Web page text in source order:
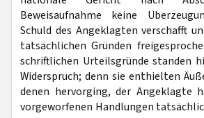
Beweisaufnahme keine
Schuld des Angeklagten verschafft
tatsächlichen Gründen
schriftlichen Urteilsgründe standen
Widerspruch; denn sie enthielten
denen hervorging, der Angeklagte
vorgeworfenen Handlungen